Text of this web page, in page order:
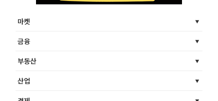
마켓
금융
부동산
산업